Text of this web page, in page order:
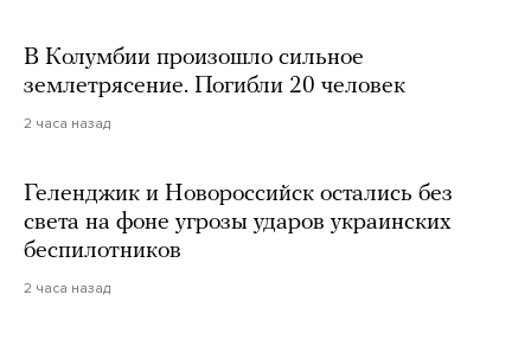
В Колумбии произошло сильное
землетрясение. Погибли 20 человек
2 часа назад
Геленджик и Новороссийск остались без
света на фоне угрозы ударов украинских
беспилотников
2 часа назад